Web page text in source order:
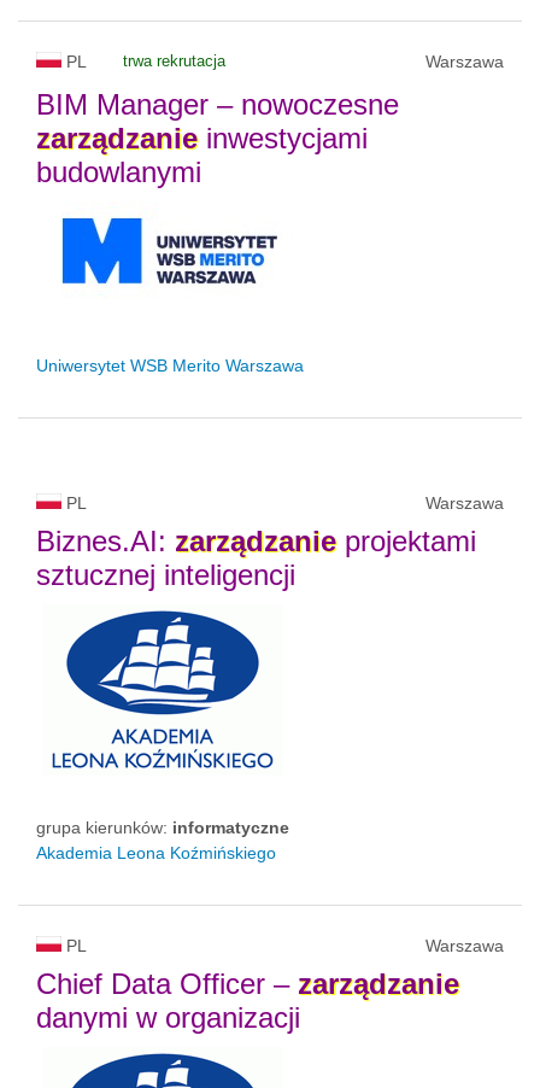
PL trwa rekrutacja Warszawa
BIM Manager – nowoczesne
zarządzanieinwestycjami
budowlanymi
Uniwersytet WSB Merito Warszawa
PL Warszawa
Biznes.AI: zarządzanieprojektami
sztucznej inteligencji
grupa kierunków: informatyczne
Akademia Leona Koźmińskiego
PL Warszawa
Chief Data Officer – zarządzanie
danymi w organizacji